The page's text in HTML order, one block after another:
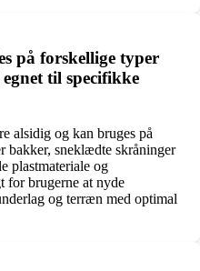
på forskellige typer
til specifikke
alsidig og kan bruges på
bakker, sneklædte skråninger
plastmateriale og
for brugerne at nyde
og terræn med optimal